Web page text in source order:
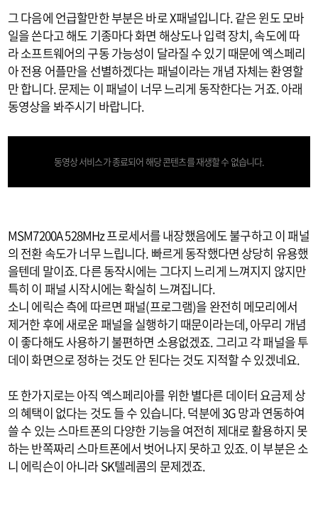
그 다음에 언급할만한 부분은 바로 X패널입니다. 같은 윈도 모바
일을 쓴다고 해도 기종마다 화면 해상도나 입력 장치, 속도에 따
라 소프트웨어의 구동 가능성이 달라질 수 있기 때문에 엑스페리
아 전용 어플만을 선별하겠다는 패널이라는 개념 자체는 환영할
만 합니다. 문제는 이 패널이 너무 느리게 동작한다는 거죠. 아래
동영상을 봐주시기 바랍니다.
동영상 서비스가 종료되어 해당 콘텐츠를 재생할 수 없습니다.
MSM7200A 528MHz 프로세서를 내장했음에도 불구하고 이 패널
의 전환 속도가 너무 느립니다. 빠르게 동작했다면 상당히 유용했
을텐데 말이죠. 다른 동작시에는 그다지 느리게 느껴지지 않지만
특히 이 패널 시작시에는 확실히 느껴집니다.
소니 에릭슨 측에 따르면 패널(프로그램)을 완전히 메모리에서
제거한 후에 새로운 패널을 실행하기 때문이라는데, 아무리 개념
이 좋다해도 사용하기 불편하면 소용없겠죠. 그리고 각 패널을 투
데이 화면으로 정하는 것도 안 된다는 것도 지적할 수 있겠네요.
또 한가지로는 아직 엑스페리아를 위한 별다른 데이터 요금제 상
의 혜택이 없다는 것도 들 수 있습니다. 덕분에 3G 망과 연동하여
쓸 수 있는 스마트폰의 다양한 기능을 여전히 제대로 활용하지 못
하는 반쪽짜리 스마트폰에서 벗어나지 못하고 있죠. 이 부분은 소
니 에릭슨이 아니라 SK텔레콤의 문제겠죠.